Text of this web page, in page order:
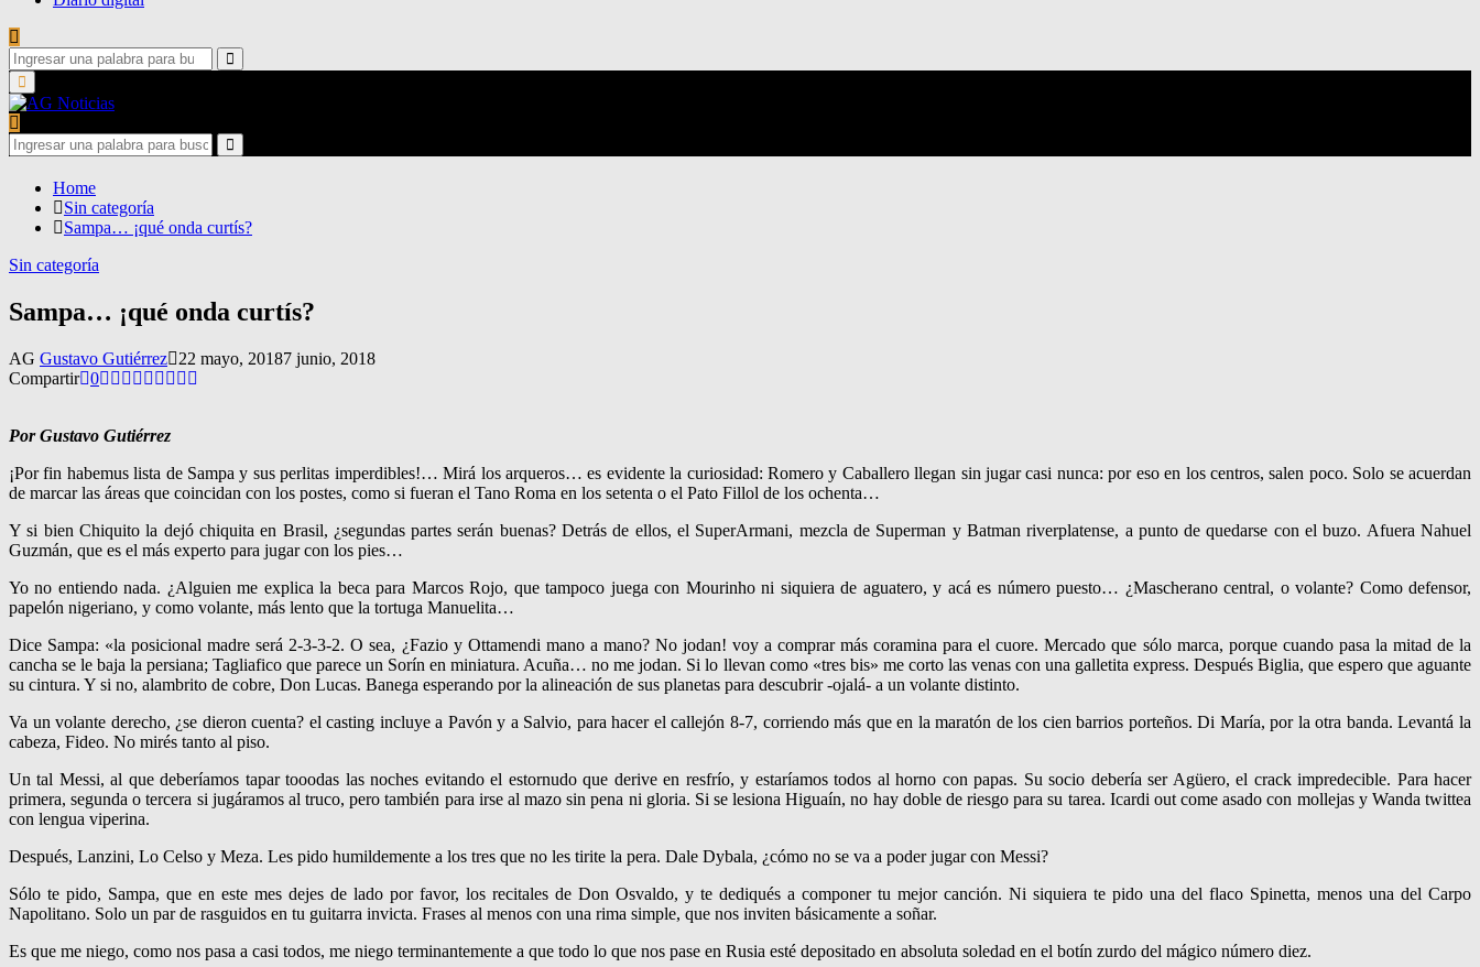
Search
for:
Search
Primary
Menu
Search
for:
Search
Home
Sin categoría
Sampa… ¡qué onda curtís?
Sin categoría
Sampa… ¡qué onda curtís?
AG Gustavo Gutiérrez 22 mayo, 20187 junio, 2018
Compartir 0
Por Gustavo Gutiérrez
¡Por fin habemus lista de Sampa y sus perlitas imperdibles!… Mirá los arqueros… es evidente la curiosidad: Romero y Caballero llegan sin jugar casi nunca: por eso en los centros, salen poco. Solo se acuerdan
de marcar las áreas que coincidan con los postes, como si fueran el Tano Roma en los setenta o el Pato Fillol de los ochenta…
Y si bien Chiquito la dejó chiquita en Brasil, ¿segundas partes serán buenas? Detrás de ellos, el SuperArmani, mezcla de Superman y Batman riverplatense, a punto de quedarse con el buzo. Afuera Nahuel
Guzmán, que es el más experto para jugar con los pies…
Yo no entiendo nada. ¿Alguien me explica la beca para Marcos Rojo, que tampoco juega con Mourinho ni siquiera de aguatero, y acá es número puesto… ¿Mascherano central, o volante? Como defensor,
papelón nigeriano, y como volante, más lento que la tortuga Manuelita…
Dice Sampa: «la posicional madre será 2-3-3-2. O sea, ¿Fazio y Ottamendi mano a mano? No jodan! voy a comprar más coramina para el cuore. Mercado que sólo marca, porque cuando pasa la mitad de la
cancha se le baja la persiana; Tagliafico que parece un Sorín en miniatura. Acuña… no me jodan. Si lo llevan como «tres bis» me corto las venas con una galletita express. Después Biglia, que espero que aguante
su cintura. Y si no, alambrito de cobre, Don Lucas. Banega esperando por la alineación de sus planetas para descubrir -ojalá- a un volante distinto.
Va un volante derecho, ¿se dieron cuenta? el casting incluye a Pavón y a Salvio, para hacer el callejón 8-7, corriendo más que en la maratón de los cien barrios porteños. Di María, por la otra banda. Levantá la
cabeza, Fideo. No mirés tanto al piso.
Un tal Messi, al que deberíamos tapar tooodas las noches evitando el estornudo que derive en resfrío, y estaríamos todos al horno con papas. Su socio debería ser Agüero, el crack impredecible. Para hacer
primera, segunda o tercera si jugáramos al truco, pero también para irse al mazo sin pena ni gloria. Si se lesiona Higuaín, no hay doble de riesgo para su tarea. Icardi out come asado con mollejas y Wanda twittea
con lengua viperina.
Después, Lanzini, Lo Celso y Meza. Les pido humildemente a los tres que no les tirite la pera. Dale Dybala, ¿cómo no se va a poder jugar con Messi?
Sólo te pido, Sampa, que en este mes dejes de lado por favor, los recitales de Don Osvaldo, y te dediqués a componer tu mejor canción. Ni siquiera te pido una del flaco Spinetta, menos una del Carpo
Napolitano. Solo un par de rasguidos en tu guitarra invicta. Frases al menos con una rima simple, que nos inviten básicamente a soñar.
Es que me niego, como nos pasa a casi todos, me niego terminantemente a que todo lo que nos pase en Rusia esté depositado en absoluta soledad en el botín zurdo del mágico número diez.